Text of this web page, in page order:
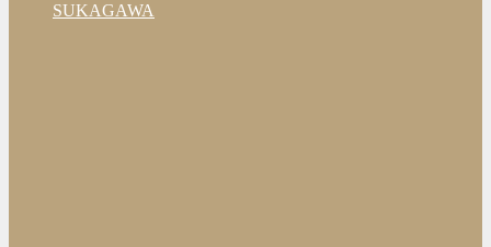
SUKAGAWA